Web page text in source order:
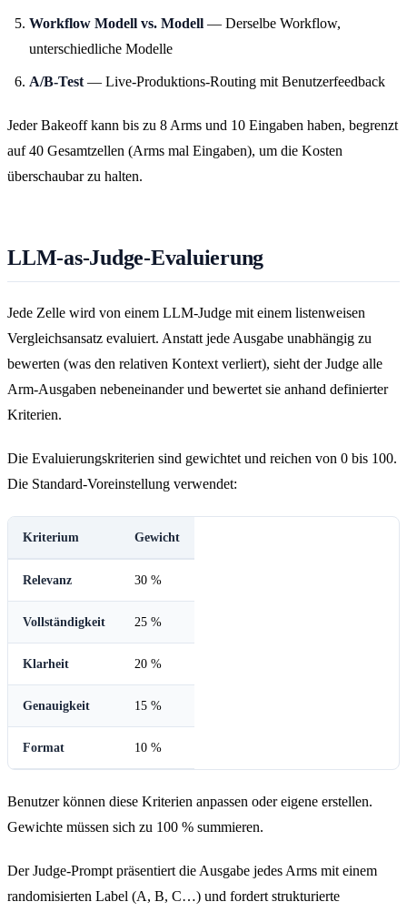
Workflow Modell vs. Modell — Derselbe Workflow,
unterschiedliche Modelle
A/B-Test — Live-Produktions-Routing mit Benutzerfeedback
Jeder Bakeoff kann bis zu 8 Arms und 10 Eingaben haben, begrenzt
auf 40 Gesamtzellen (Arms mal Eingaben), um die Kosten
überschaubar zu halten.
LLM-as-Judge-Evaluierung
Jede Zelle wird von einem LLM-Judge mit einem listenweisen
Vergleichsansatz evaluiert. Anstatt jede Ausgabe unabhängig zu
bewerten (was den relativen Kontext verliert), sieht der Judge alle
Arm-Ausgaben nebeneinander und bewertet sie anhand definierter
Kriterien.
Die Evaluierungskriterien sind gewichtet und reichen von 0 bis 100.
Die Standard-Voreinstellung verwendet:
Kriterium Gewicht
Relevanz 30 %
Vollständigkeit 25 %
Klarheit 20 %
Genauigkeit 15 %
Format 10 %
Benutzer können diese Kriterien anpassen oder eigene erstellen.
Gewichte müssen sich zu 100 % summieren.
Der Judge-Prompt präsentiert die Ausgabe jedes Arms mit einem
randomisierten Label (A, B, C…) und fordert strukturierte